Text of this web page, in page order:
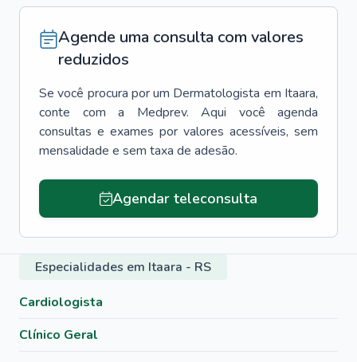
Agende uma consulta com valores
reduzidos
Se você procura por um Dermatologista em Itaara,
conte com a Medprev. Aqui você agenda
consultas e exames por valores acessíveis, sem
mensalidade e sem taxa de adesão.
Agendar teleconsulta
Especialidades em Itaara - RS
Cardiologista
Clínico Geral